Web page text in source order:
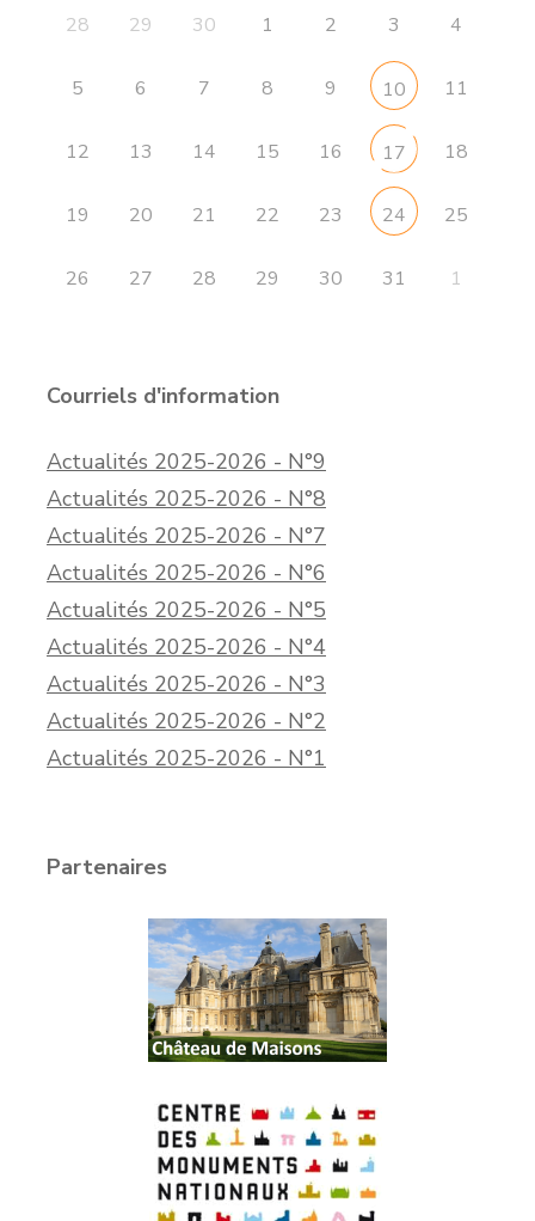
28 29 30 1 2 3 4
5 6 7 8 9 10 11
12 13 14 15 16 17 18
19 20 21 22 23 24 25
26 27 28 29 30 31 1
Courriels d'information
Actualités 2025-2026 - N°9
Actualités 2025-2026 - N°8
Actualités 2025-2026 - N°7
Actualités 2025-2026 - N°6
Actualités 2025-2026 - N°5
Actualités 2025-2026 - N°4
Actualités 2025-2026 - N°3
Actualités 2025-2026 - N°2
Actualités 2025-2026 - N°1
Partenaires